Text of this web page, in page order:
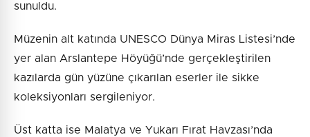
sunuldu.
Müzenin alt katında UNESCO Dünya Miras Listesi’nde
yer alan Arslantepe Höyüğü’nde gerçekleştirilen
kazılarda gün yüzüne çıkarılan eserler ile sikke
koleksiyonları sergileniyor.
Üst katta ise Malatya ve Yukarı Fırat Havzası’nda